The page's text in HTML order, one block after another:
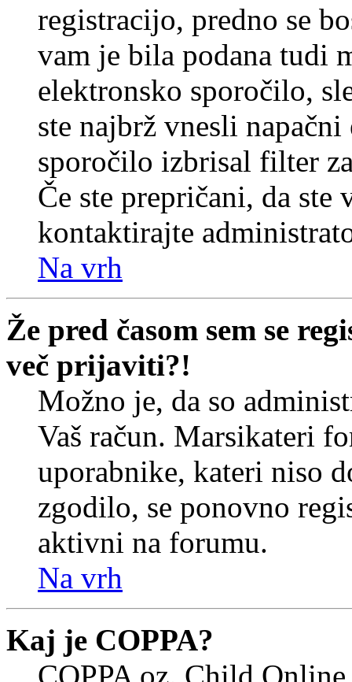
registracijo, predno se
vam je bila podana tudi
elektronsko sporočilo,
ste najbrž vnesli
sporočilo izbrisal filter
Če ste prepričani, da
kontaktirajte
Na vrh
Že pred časom sem se
več prijaviti?!
Možno je, da so
Vaš račun. Marsikateri
uporabnike, kateri niso
zgodilo, se ponovno
aktivni na forumu.
Na vrh
Kaj je COPPA?